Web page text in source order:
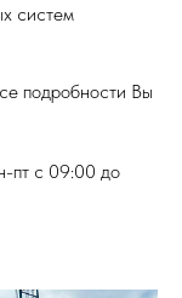
систем
подробности Вы
пт с 09:00 до